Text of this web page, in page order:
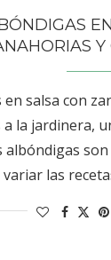
Y
salsa con
la jardinera,
albóndigas
las